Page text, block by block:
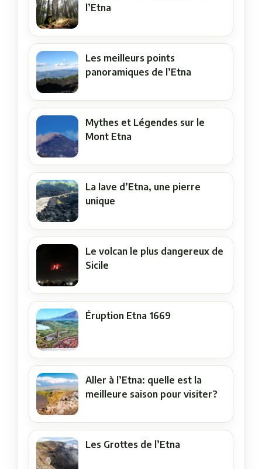
l’Etna
Les meilleurs points
panoramiques de l’Etna
Mythes et Légendes sur le
Mont Etna
La lave d’Etna, une pierre
unique
Le volcan le plus dangereux de
Sicile
Éruption Etna 1669
Aller à l’Etna: quelle est la
meilleure saison pour visiter?
Les Grottes de l’Etna